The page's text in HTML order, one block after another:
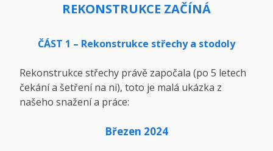
REKONSTRUKCE ZAČÍNÁ
ČÁST 1 – Rekonstrukce střechy a stodoly
Rekonstrukce střechy právě započala (po 5 letech
čekání a šetření na ni), toto je malá ukázka z
našeho snažení a práce:
Březen 2024